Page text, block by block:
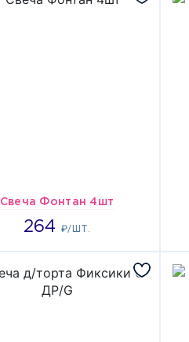
Свеча Фонтан 4шт
264 ₽/ШТ.
264